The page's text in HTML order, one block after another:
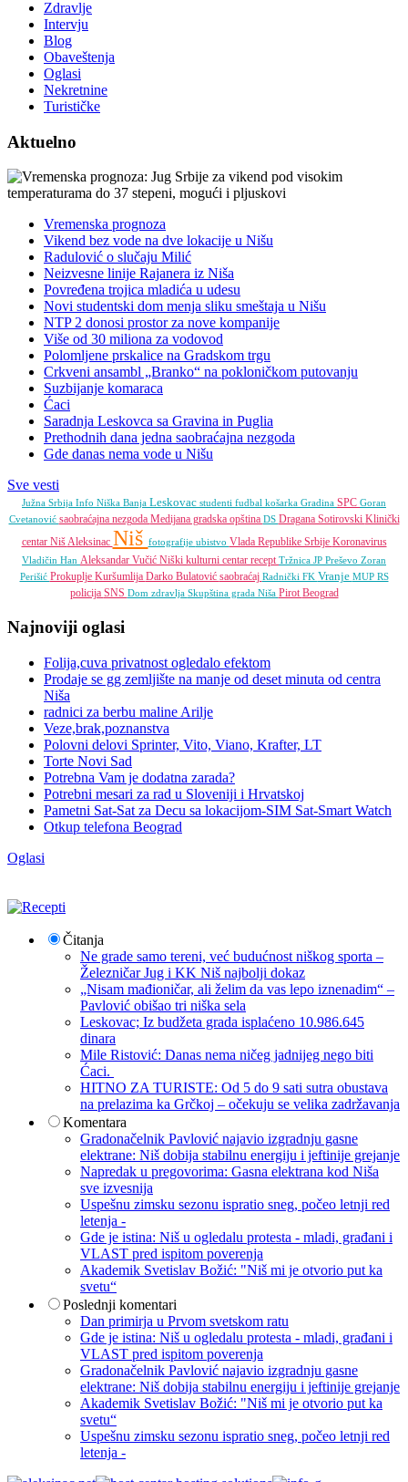
Zdravlje
Intervju
Blog
Obaveštenja
Oglasi
Nekretnine
Turističke
Aktuelno
Vremenska prognoza
Vikend bez vode na dve lokacije u Nišu
Radulović o slučaju Milić
Neizvesne linije Rajanera iz Niša
Povređena trojica mladića u udesu
Novi studentski dom menja sliku smeštaja u Nišu
NTP 2 donosi prostor za nove kompanije
Više od 30 miliona za vodovod
Polomljene prskalice na Gradskom trgu
Crkveni ansambl „Branko“ na pokloničkom putovanju
Suzbijanje komaraca
Ćaci
Saradnja Leskovca sa Gravina in Puglia
Prethodnih dana jedna saobraćajna nezgoda
Gde danas nema vode u Nišu
Sve vesti
Južna Srbija Info Niška Banja Leskovac studenti fudbal košarka Gradina SPC Goran
Cvetanović saobraćajna nezgoda Medijana gradska opština DS Dragana Sotirovski Klinički
centar NišAleksinac Niš fotografije ubistvo Vlada Republike Srbije Koronavirus
Vladičin Han Aleksandar Vučić Niški kulturni centar receptTržnica JP Preševo Zoran
Perišić Prokuplje Kuršumlija Darko Bulatović saobraćaj Radnički FK Vranje MUP RS
policija SNS Dom zdravlja Skupština grada Niša PirotBeograd
Najnoviji oglasi
Folija,cuva privatnost ogledalo efektom
Prodaje se gg zemljište na manje od deset minuta od centra
Niša
radnici za berbu maline Arilje
Veze,brak,poznanstva
Polovni delovi Sprinter, Vito, Viano, Krafter, LT
Torte Novi Sad
Potrebna Vam je dodatna zarada?
Potrebni mesari za rad u Sloveniji i Hrvatskoj
Pametni Sat-Sat za Decu sa lokacijom-SIM Sat-Smart Watch
Otkup telefona Beograd
Oglasi
Čitanja
Ne grade samo tereni, već budućnost niškog sporta –
Železničar Jug i KK Niš najbolji dokaz
„Nisam mađioničar, ali želim da vas lepo iznenadim“ –
Pavlović obišao tri niška sela
Leskovac; Iz budžeta grada isplaćeno 10.986.645
dinara
Mile Ristović: Danas nema ničeg jadnijeg nego biti
Ćaci.
HITNO ZA TURISTE: Od 5 do 9 sati sutra obustava
na prelazima ka Grčkoj – očekuju se velika zadržavanja
Komentara
Gradonačelnik Pavlović najavio izgradnju gasne
elektrane: Niš dobija stabilnu energiju i jeftinije grejanje
Napredak u pregovorima: Gasna elektrana kod Niša
sve izvesnija
Uspešnu zimsku sezonu ispratio sneg, počeo letnji red
letenja -
Gde je istina: Niš u ogledalu protesta - mladi, građani i
VLAST pred ispitom poverenja
Akademik Svetislav Božić: "Niš mi je otvorio put ka
svetu“
Poslednji komentari
Dan primirja u Prvom svetskom ratu
Gde je istina: Niš u ogledalu protesta - mladi, građani i
VLAST pred ispitom poverenja
Gradonačelnik Pavlović najavio izgradnju gasne
elektrane: Niš dobija stabilnu energiju i jeftinije grejanje
Akademik Svetislav Božić: "Niš mi je otvorio put ka
svetu“
Uspešnu zimsku sezonu ispratio sneg, počeo letnji red
letenja -